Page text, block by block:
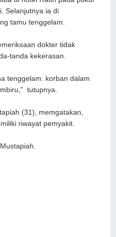
Selanjutnya ia di
tamu tenggelam.
dokter tidak
tanda kekerasan.
tenggelam. korban dalam
tutupnya.
(31), memgatakan,
riwayat pemyakit.